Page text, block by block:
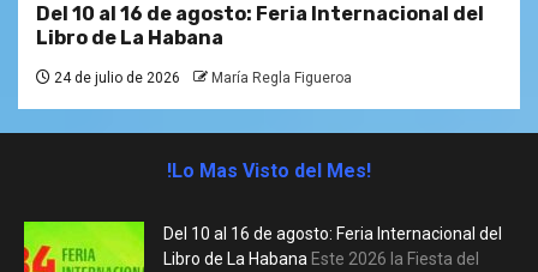
Del 10 al 16 de agosto: Feria Internacional del
Libro de La Habana
24 de julio de 2026 María Regla Figueroa
!Lo Mas Visto del Mes!
Del 10 al 16 de agosto: Feria Internacional del
Libro de La Habana Este 2026 la Fiesta del